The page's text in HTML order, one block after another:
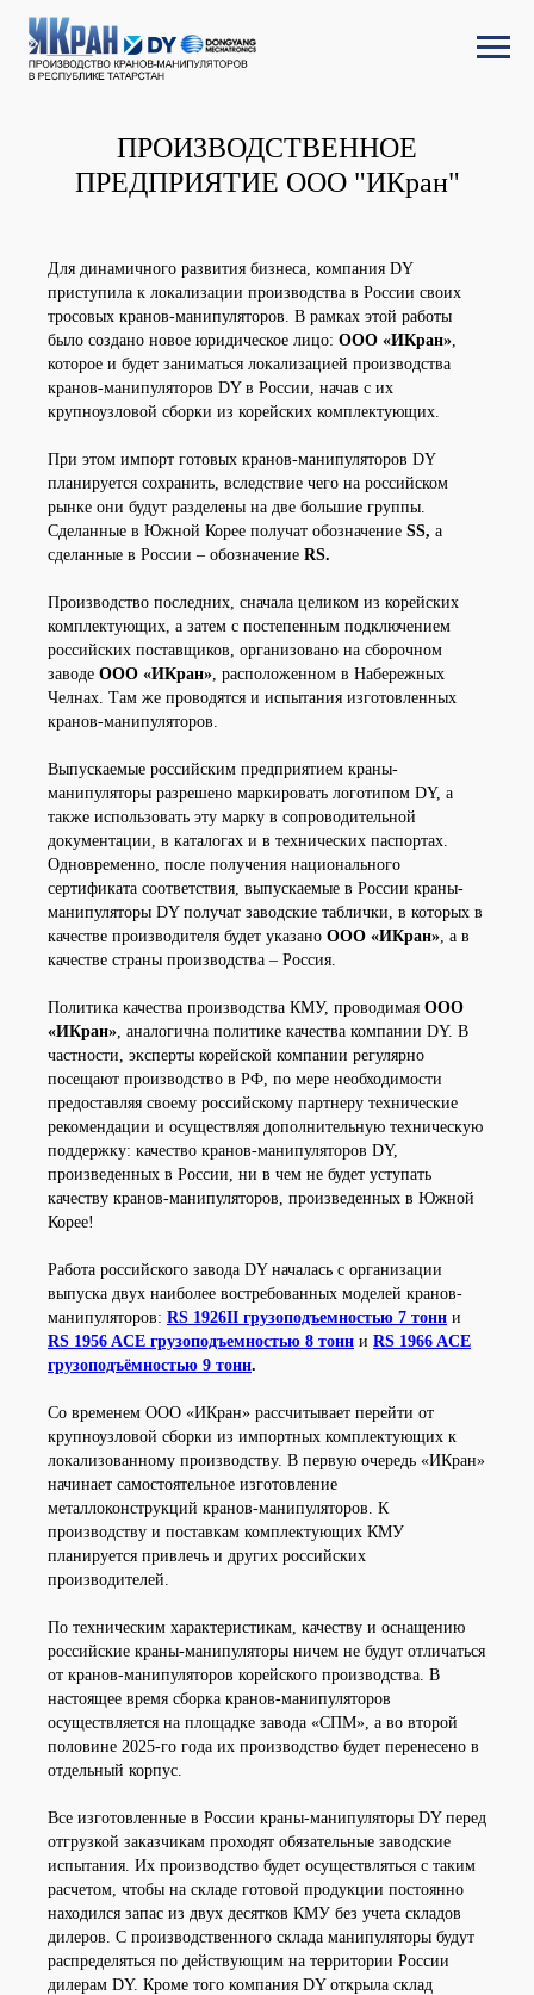
ПРОИЗВОДСТВЕННОЕ
ПРЕДПРИЯТИЕ ООО "ИКран"
Для динамичного развития бизнеса, компания DY
приступила к локализации производства в России своих
тросовых кранов-манипуляторов. В рамках этой работы
было создано новое юридическое лицо: ООО «ИКран»,
которое и будет заниматься локализацией производства
кранов-манипуляторов DY в России, начав с их
крупноузловой сборки из корейских комплектующих.
При этом импорт готовых кранов-манипуляторов DY
планируется сохранить, вследствие чего на российском
рынке они будут разделены на две большие группы.
Сделанные в Южной Корее получат обозначение SS, а
сделанные в России – обозначение RS.
Производство последних, сначала целиком из корейских
комплектующих, а затем с постепенным подключением
российских поставщиков, организовано на сборочном
заводе ООО «ИКран», расположенном в Набережных
Челнах. Там же проводятся и испытания изготовленных
кранов-манипуляторов.
Выпускаемые российским предприятием краны-
манипуляторы разрешено маркировать логотипом DY, а
также использовать эту марку в сопроводительной
документации, в каталогах и в технических паспортах.
Одновременно, после получения национального
сертификата соответствия, выпускаемые в России краны-
манипуляторы DY получат заводские таблички, в которых в
качестве производителя будет указано ООО «ИКран», а в
качестве страны производства – Россия.
Политика качества производства КМУ, проводимая ООО
«ИКран», аналогична политике качества компании DY. В
частности, эксперты корейской компании регулярно
посещают производство в РФ, по мере необходимости
предоставляя своему российскому партнеру технические
рекомендации и осуществляя дополнительную техническую
поддержку: качество кранов-манипуляторов DY,
произведенных в России, ни в чем не будет уступать
качеству кранов-манипуляторов, произведенных в Южной
Корее!
Работа российского завода DY началась с организации
выпуска двух наиболее востребованных моделей кранов-
манипуляторов: RS 1926II грузоподъемностью 7 тонн и
RS 1956 ACE грузоподъемностью 8 тонн и RS 1966 ACE
грузоподъёмностью 9 тонн.
Со временем ООО «ИКран» рассчитывает перейти от
крупноузловой сборки из импортных комплектующих к
локализованному производству. В первую очередь «ИКран»
начинает самостоятельное изготовление
металлоконструкций кранов-манипуляторов. К
производству и поставкам комплектующих КМУ
планируется привлечь и других российских
производителей.
По техническим характеристикам, качеству и оснащению
российские краны-манипуляторы ничем не будут отличаться
от кранов-манипуляторов корейского производства. В
настоящее время сборка кранов-манипуляторов
осуществляется на площадке завода «СПМ», а во второй
половине 2025-го года их производство будет перенесено в
отдельный корпус.
Все изготовленные в России краны-манипуляторы DY перед
отгрузкой заказчикам проходят обязательные заводские
испытания. Их производство будет осуществляться с таким
расчетом, чтобы на складе готовой продукции постоянно
находился запас из двух десятков КМУ без учета складов
дилеров. С производственного склада манипуляторы будут
распределяться по действующим на территории России
дилерам DY. Кроме того компания DY открыла склад